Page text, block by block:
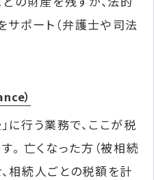
ポート（弁護士や司法
）
に行う業務で、ここが税
。 亡くなった方（被相続
相続人ごとの税額を計